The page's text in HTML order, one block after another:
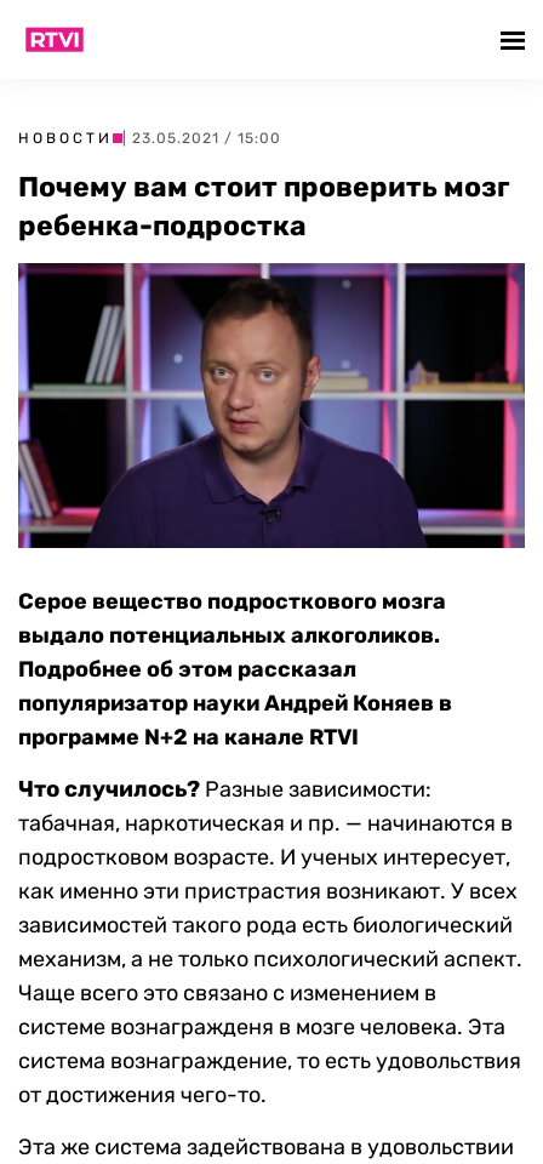
НОВОСТИ | 23.05.2021 / 15:00
Почему вам стоит проверить мозг
ребенка-подростка
Серое вещество подросткового мозга
выдало потенциальных алкоголиков.
Подробнее об этом рассказал
популяризатор науки Андрей Коняев в
программе N+2 на канале RTVI
Что случилось? Разные зависимости:
табачная, наркотическая и пр. — начинаются в
подростковом возрасте. И ученых интересует,
как именно эти пристрастия возникают. У всех
зависимостей такого рода есть биологический
механизм, а не только психологический аспект.
Чаще всего это связано с изменением в
системе вознагражденя в мозге человека. Эта
система вознаграждение, то есть удовольствия
от достижения чего-то.
Эта же система задействована в удовольствии